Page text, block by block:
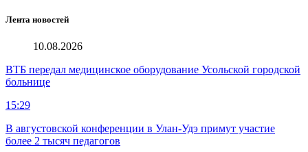
Лента новостей
10.08.2026
ВТБ передал медицинское оборудование Усольской городской
больнице
15:29
В августовской конференции в Улан-Удэ примут участие
более 2 тысяч педагогов